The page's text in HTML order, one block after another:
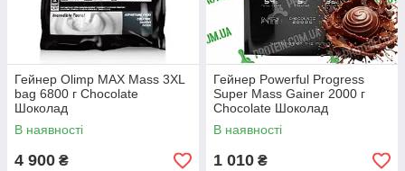
Гейнер Olimp MAX Mass 3XL
bag 6800 г Chocolate
Шоколад
В наявності
4 900 ₴
Гейнер Powerful Progress
Super Mass Gainer 2000 г
Chocolate Шоколад
В наявності
1 010 ₴